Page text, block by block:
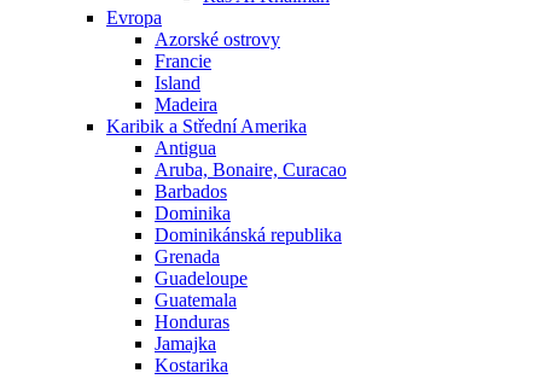
Evropa
Azorské ostrovy
Francie
Island
Madeira
Karibik a Střední Amerika
Antigua
Aruba, Bonaire, Curacao
Barbados
Dominika
Dominikánská republika
Grenada
Guadeloupe
Guatemala
Honduras
Jamajka
Kostarika